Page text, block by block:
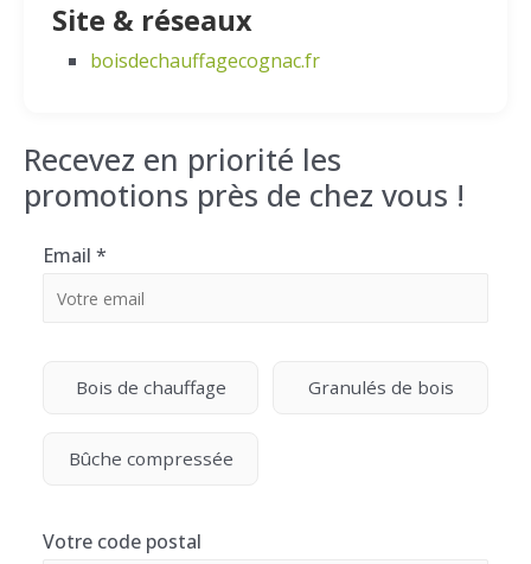
Site & réseaux
boisdechauffagecognac.fr
Recevez en priorité les
promotions près de chez vous !
Email *
Bois de chauffage Granulés de bois
Bûche compressée
Votre code postal